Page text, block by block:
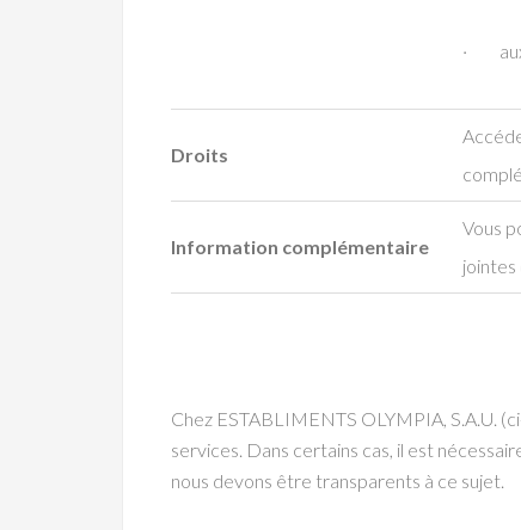
· aux
Droits
Information complémentaire
Vous
jointes
Chez ESTABLIMENTS OLYMPIA, S.A.U.
services. Dans certains cas, il est
nous devons être transparents à ce sujet.